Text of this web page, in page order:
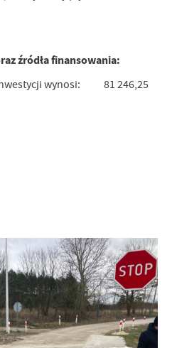
źródła finansowania:
wynosi: 81 246,25
komunikatów mediów